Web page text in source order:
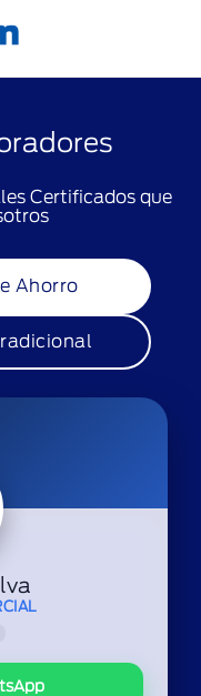
Certificados que
Ahorro